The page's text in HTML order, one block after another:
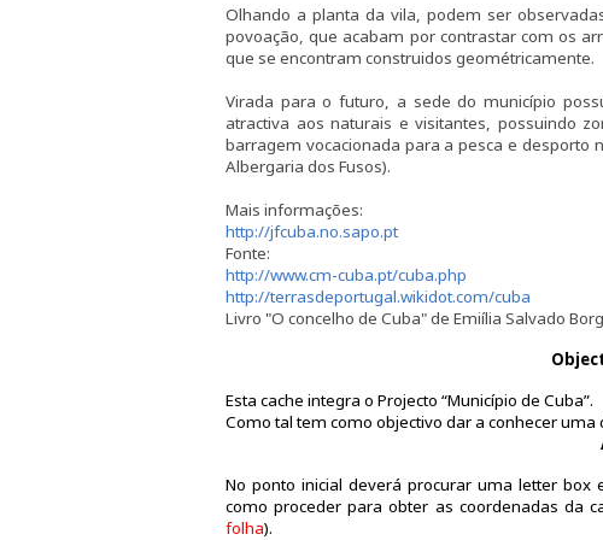
Olhando a planta da vila, podem ser
povoação, que acabam por contrastar com os
que se encontram construidos geométricamente.
Virada para o futuro, a sede do município
atractiva aos naturais e visitantes, possuindo
barragem vocacionada para a pesca e desporto
Albergaria dos Fusos).
Mais informações:
http://jfcuba.no.sapo.pt
Fonte:
http://www.cm-cuba.pt/cuba.php
http://terrasdeportugal.wikidot.com/cuba
Livro "O concelho de Cuba" de Emiília Salvado
Esta cache integra o Projecto “Município de Cuba”.
Como tal tem como objectivo dar a conhecer
No ponto inicial deverá procurar uma letter
como proceder para obter as coordenadas da
folha).